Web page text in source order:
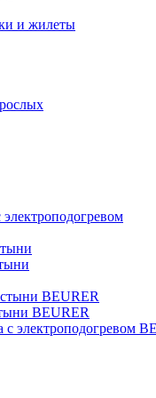
и жилеты
BEURER
BEURER
с электроподогревом